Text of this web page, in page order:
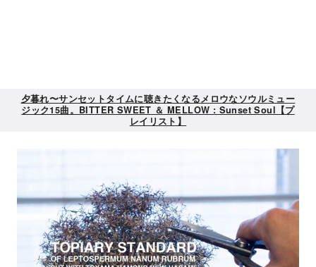
夕暮れ〜サンセットタイムに聴きたくなるメロウなソウルミュー
ジック15曲。BITTER SWEET ＆ MELLOW : Sunset Soul【プ
レイリスト】